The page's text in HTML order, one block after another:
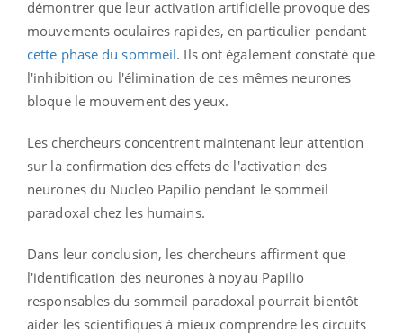
démontrer que leur activation artificielle provoque des
mouvements oculaires rapides, en particulier pendant
cette phase du sommeil. Ils ont également constaté que
l'inhibition ou l'élimination de ces mêmes neurones
bloque le mouvement des yeux.
Les chercheurs concentrent maintenant leur attention
sur la confirmation des effets de l'activation des
neurones du Nucleo Papilio pendant le sommeil
paradoxal chez les humains.
Dans leur conclusion, les chercheurs affirment que
l'identification des neurones à noyau Papilio
responsables du sommeil paradoxal pourrait bientôt
aider les scientifiques à mieux comprendre les circuits